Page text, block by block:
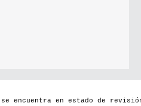
se encuentra en estado de